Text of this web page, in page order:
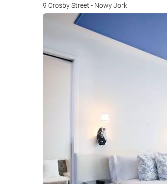
9 Crosby Street - Nowy Jork